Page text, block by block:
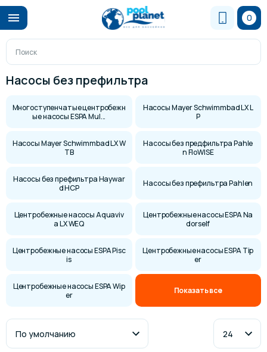
0
Насосы без префильтра
Многоступенчатые центробежн
ые насосы ESPA Mul...
Насосы Mayer Schwimmbad LX L
P
Насосы Mayer Schwimmbad LX W
TB
Насосы без предфильтра Pahle
n FloWISE
Насосы без префильтра Haywar
d HCP
Насосы без префильтра Pahlen
Центробежные насосы Aquaviv
a LX WEQ
Центробежные насосы ESPA Na
dorself
Центробежные насосы ESPA Pisc
is
Центробежные насосы ESPA Tip
er
Центробежные насосы ESPA Wip
er
Показать все